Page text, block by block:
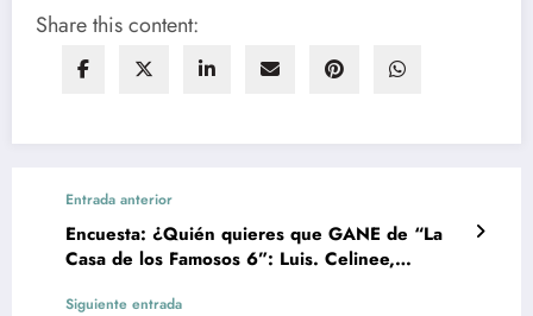
Share this content:
Entrada anterior
Encuesta: ¿Quién quieres que GANE de “La
Casa de los Famosos 6”: Luis. Celinee,
Siguiente entrada